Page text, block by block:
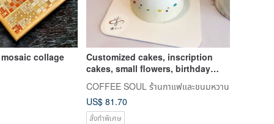
collage
Customized cakes, inscription
cakes, small flowers, birthday
cakes, cake desserts, desserts,
anniversary
COFFEE SOUL ร้านกาแฟและขนมหวาน
US$ 81.70
สั่งทำพิเศษ